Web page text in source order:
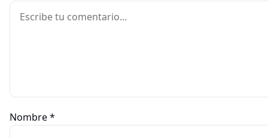
Comentario
Nombre*